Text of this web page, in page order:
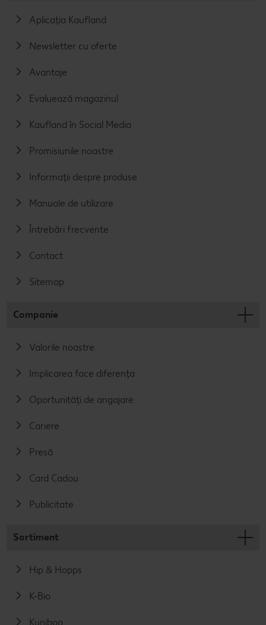
Aplicația Kaufland
Newsletter cu oferte
Avantaje
Evaluează magazinul
Kaufland în Social Media
Promisiunile noastre
Informații despre produse
Manuale de utilizare
Întrebări frecvente
Contact
Sitemap
Companie
Valorile noastre
Implicarea face diferența
Oportunități de angajare
Cariere
Presă
Card Cadou
Publicitate
Sortiment
Hip & Hopps
K-Bio
Kuniboo